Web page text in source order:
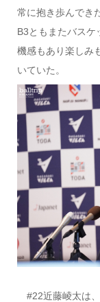
常に抱き歩んでき
B3ともまたバスケ
機感もあり楽しみ
いていた。
#22近藤崚太は、